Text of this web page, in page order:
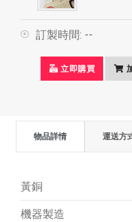
訂製時間: --
立即購買
物品詳情 運送方
黃銅
機器製造